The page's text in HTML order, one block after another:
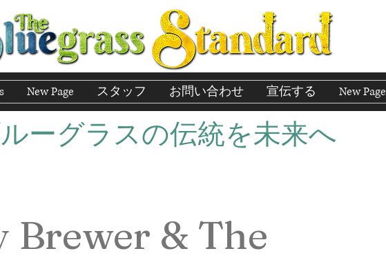
New Page スタッフ お問い合わせ 宣伝する New Page
ーグラスの伝統を未来へ
Brewer & The